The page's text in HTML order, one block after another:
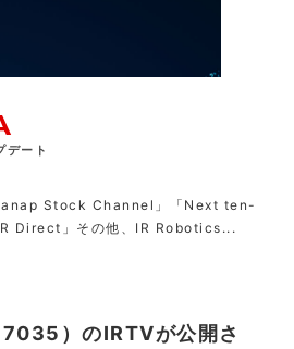
デート
Stock Channel」「Next ten-
Direct」その他、IR Robotics...
）のIRTVが公開さ